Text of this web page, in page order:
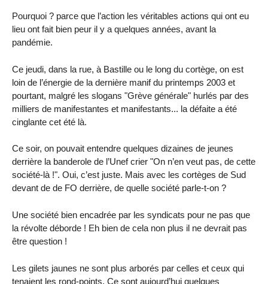
Pourquoi ? parce que l’action les véritables actions qui ont eu
lieu ont fait bien peur il y a quelques années, avant la
pandémie.
Ce jeudi, dans la rue, à Bastille ou le long du cortège, on est
loin de l’énergie de la dernière manif du printemps 2003 et
pourtant, malgré les slogans "Grève générale" hurlés par des
milliers de manifestantes et manifestants... la défaite a été
cinglante cet été là.
Ce soir, on pouvait entendre quelques dizaines de jeunes
derrière la banderole de l’Unef crier "On n’en veut pas, de cette
société-là !". Oui, c’est juste. Mais avec les cortèges de Sud
devant de de FO derrière, de quelle société parle-t-on ?
Une société bien encadrée par les syndicats pour ne pas que
la révolte déborde ! Eh bien de cela non plus il ne devrait pas
être question !
Les gilets jaunes ne sont plus arborés par celles et ceux qui
tenaient les rond-points. Ce sont aujourd’hui quelques